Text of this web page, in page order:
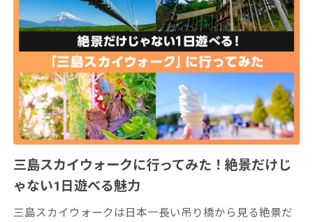
三島スカイウォークに行ってみた！絶景だけじ
ゃない1日遊べる魅力
三島スカイウォークは日本一長い吊り橋から見る絶景だ